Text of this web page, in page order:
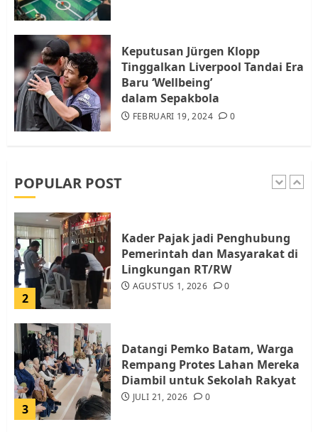
Keputusan Jürgen Klopp
Tinggalkan Liverpool Tandai Era
Baru ‘Wellbeing’
dalam Sepakbola
FEBRUARI 19, 2024 0
POPULAR POST
5
Warga Rempang
JULI 15, 2026 0
1
2
Kader Pajak jadi Penghubung
Pemerintah dan Masyarakat di
Lingkungan RT/RW
AGUSTUS 1, 2026 0
3
Datangi Pemko Batam, Warga
Rempang Protes Lahan Mereka
Diambil untuk Sekolah Rakyat
JULI 21, 2026 0